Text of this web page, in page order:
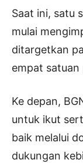
Saat ini, satu
mulai
ditargetkan
empat satuan
Ke depan,
untuk ikut
baik melalui
dukungan